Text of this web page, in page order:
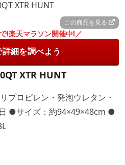
この商品を見る
!楽天マラソン開催中!／
細を調べよう
XTR HUNT
プロピレン・発泡ウレタン・
●サイズ：約94×49×48cm ●